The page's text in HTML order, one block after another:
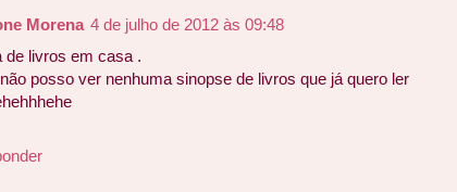
Morena 4 de julho de 2012 às 09:48
de livros em casa .
posso ver nenhuma sinopse de livros que já quero ler